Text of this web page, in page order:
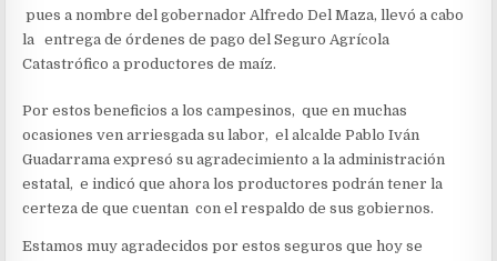
pues a nombre del gobernador Alfredo Del Maza, llevó a cabo
la entrega de órdenes de pago del Seguro Agrícola
Catastrófico a productores de maíz.
Por estos beneficios a los campesinos, que en muchas
ocasiones ven arriesgada su labor, el alcalde Pablo Iván
Guadarrama expresó su agradecimiento a la administración
estatal, e indicó que ahora los productores podrán tener la
certeza de que cuentan con el respaldo de sus gobiernos.
Estamos muy agradecidos por estos seguros que hoy se